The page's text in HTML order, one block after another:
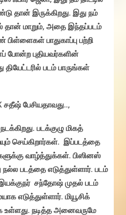
தான் இருக்கிறது. இது நம்
தான் மாறும், அதை இந்தப்படம்
பாதுகாப்பு பற்றி
போன்ற புதியவர்களின்
தியேட்டரில் படம் பாருங்கள்
சதீஷ் பேசியதாவது..,
படக்குழு மிகத்
செய்கிறார்கள். இப்படத்தை
வாழ்த்துக்கள். பிஸினஸ்
நல்ல படத்தை எடுத்துள்ளார். படம்
சந்தோஷ் முதல் படம்
எடுத்துள்ளார். மியூசிக்
உள்ளது. நடித்த அனைவருமே